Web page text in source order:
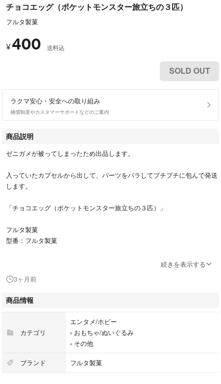
チョコエッグ（ポケットモンスター旅立ちの３匹）
フルタ製菓
¥400 送料込
SOLD OUT
ラクマ安心・安全への取り組み
補償制度やカスタマーサポートなどのご案内
商品説明
ゼニガメが被ってしまったため出品します。
入っていたカプセルから出して、パーツをバラしてプチプチに包んで発送
します。
「チョコエッグ（ポケットモンスター旅立ちの３匹）」
フルタ製菓
型番：フルタ製菓
当商品は卵型のチョコの中にカプセルが入っており、開けると組み立て式
おまけフィギュアが入っています。
#フルタ製菓
#エンタメ/ホビー
#おもちゃ/ぬいぐるみ
#ポケットモンスター
#ポケモン
続きを表示する
3ヶ月前
商品情報
カテゴリ
エンタメ/ホビー
› おもちゃ/ぬいぐるみ
› その他
ブランド フルタ製菓